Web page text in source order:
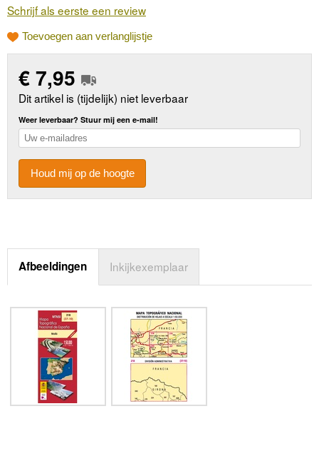
Schrijf als eerste een review
Toevoegen aan verlanglijstje
€7,95
Dit artikel is (tijdelijk) niet leverbaar
Weer leverbaar? Stuur mij een e-mail!
Houd mij op de hoogte
Afbeeldingen Inkijkexemplaar